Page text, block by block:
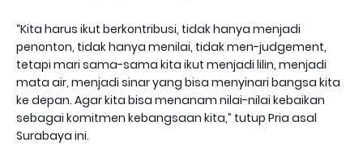
“Kita harus ikut berkontribusi, tidak hanya menjadi
penonton, tidak hanya menilai, tidak men-judgement,
tetapi mari sama-sama kita ikut menjadi lilin, menjadi
mata air, menjadi sinar yang bisa menyinari bangsa kita
ke depan. Agar kita bisa menanam nilai-nilai kebaikan
sebagai komitmen kebangsaan kita,” tutup Pria asal
Surabaya ini.